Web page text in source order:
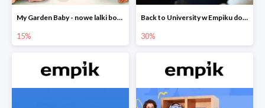
My Garden Baby - nowe lalki bobaski w Empiku do -15%
15%
Back to University w Empiku do -30%
30%